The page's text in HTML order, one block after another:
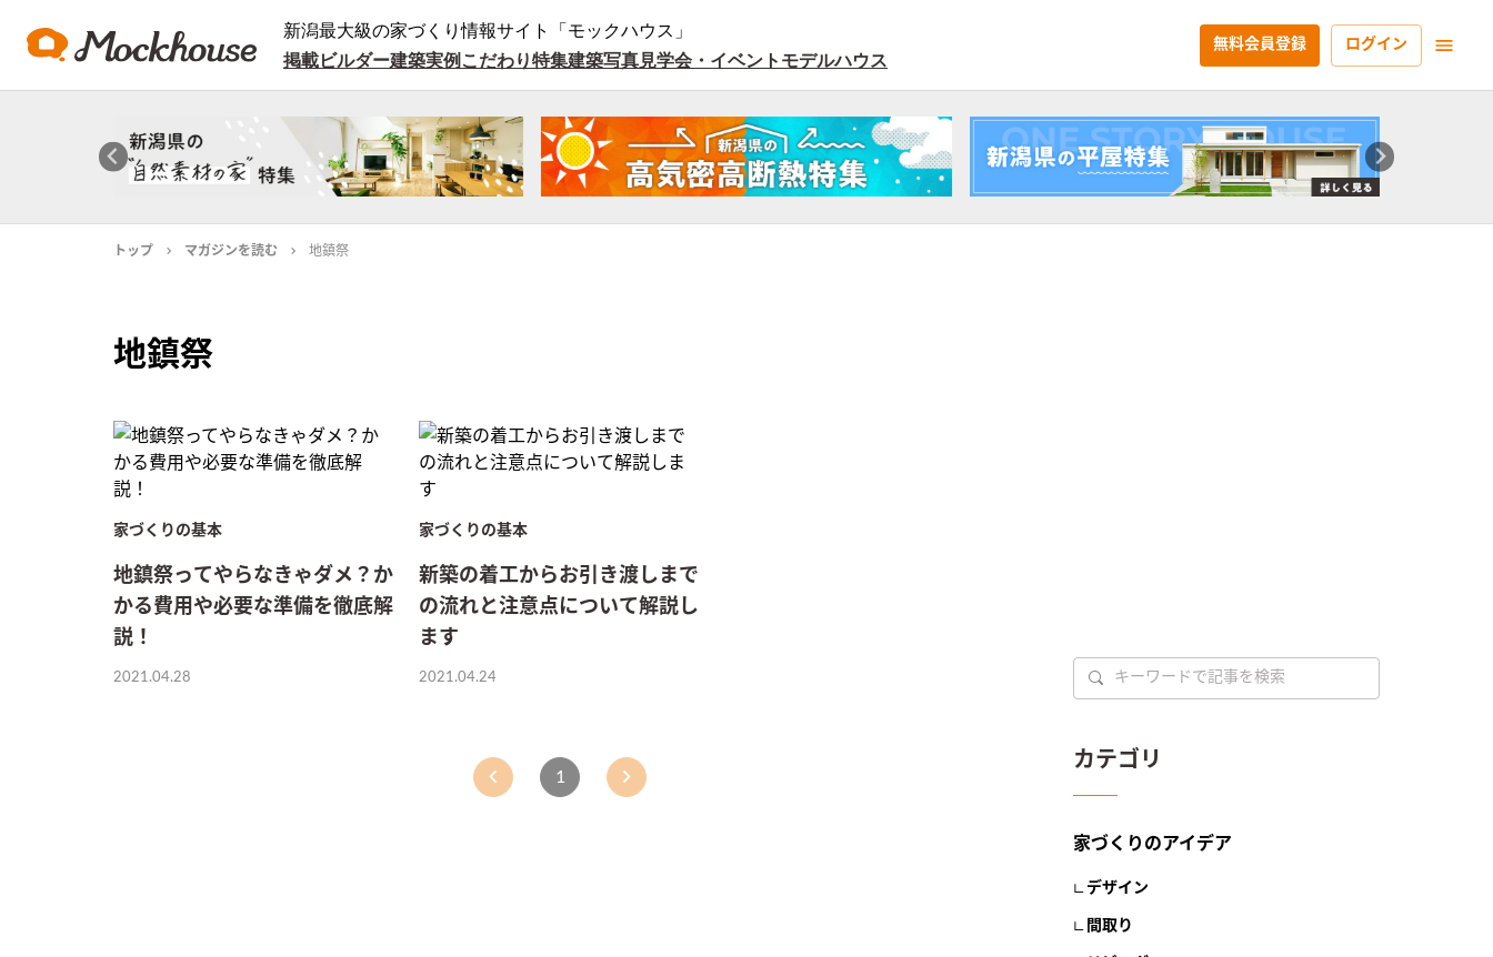
新潟最大級の家づくり情報サイト「モックハウス」
掲載ビルダー建築実例 こだわり特集建築写真見学会・イベント モデルハウス
無料会員登録 ログイン
トップ マガジンを読む 地鎮祭
地鎮祭
家づくりの基本
地鎮祭ってやらなきゃダメ？か
かる費用や必要な準備を徹底解
説！
2021.04.28
家づくりの基本
新築の着工からお引き渡しまで
の流れと注意点について解説し
ます
2021.04.24
1
カテゴリ
家づくりのアイデア
デザイン
間取り